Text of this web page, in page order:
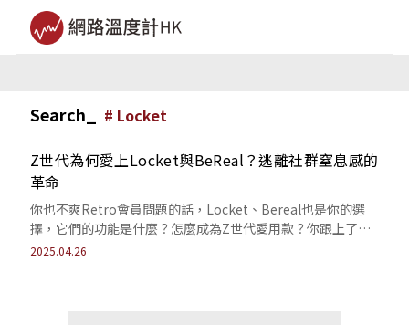
Search_ # Locket
Z世代為何愛上Locket與BeReal？逃離社群窒息感的
革命
你也不爽Retro會員問題的話，Locket、Bereal也是你的選
擇，它們的功能是什麼？怎麼成為Z世代愛用款？你跟上了
嗎？
2025.04.26